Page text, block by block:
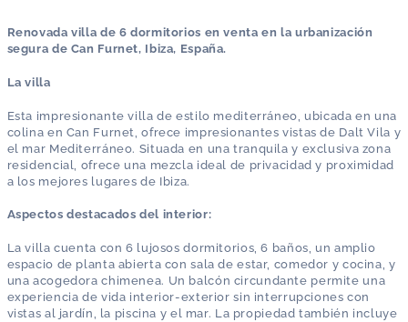
Renovada villa de 6 dormitorios en venta en la urbanización
segura de Can Furnet, Ibiza, España.
La villa
Esta impresionante villa de estilo mediterráneo, ubicada en una
colina en Can Furnet, ofrece impresionantes vistas de Dalt Vila y
el mar Mediterráneo. Situada en una tranquila y exclusiva zona
residencial, ofrece una mezcla ideal de privacidad y proximidad
a los mejores lugares de Ibiza.
Aspectos destacados del interior:
La villa cuenta con 6 lujosos dormitorios, 6 baños, un amplio
espacio de planta abierta con sala de estar, comedor y cocina, y
una acogedora chimenea. Un balcón circundante permite una
experiencia de vida interior-exterior sin interrupciones con
vistas al jardín, la piscina y el mar. La propiedad también incluye